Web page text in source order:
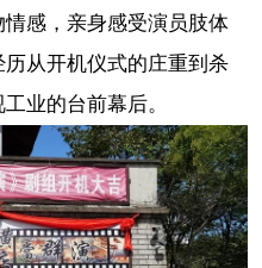
感，亲身感受演员肢体
从开机仪式的庄重到杀
业的台前幕后。